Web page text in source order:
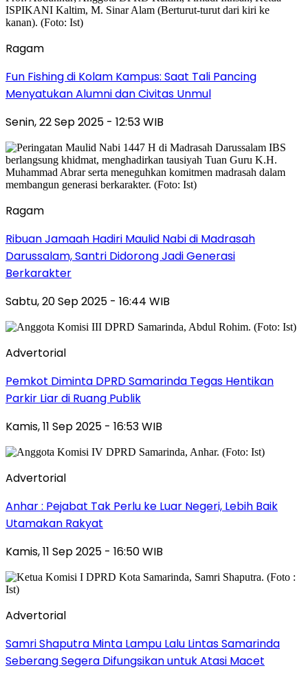
Ragam
Fun Fishing di Kolam Kampus: Saat Tali Pancing
Menyatukan Alumni dan Civitas Unmul
Senin, 22 Sep 2025 - 12:53 WIB
Ragam
Ribuan Jamaah Hadiri Maulid Nabi di Madrasah
Darussalam, Santri Didorong Jadi Generasi
Berkarakter
Sabtu, 20 Sep 2025 - 16:44 WIB
Advertorial
Pemkot Diminta DPRD Samarinda Tegas Hentikan
Parkir Liar di Ruang Publik
Kamis, 11 Sep 2025 - 16:53 WIB
Advertorial
Anhar : Pejabat Tak Perlu ke Luar Negeri, Lebih Baik
Utamakan Rakyat
Kamis, 11 Sep 2025 - 16:50 WIB
Advertorial
Samri Shaputra Minta Lampu Lalu Lintas Samarinda
Seberang Segera Difungsikan untuk Atasi Macet